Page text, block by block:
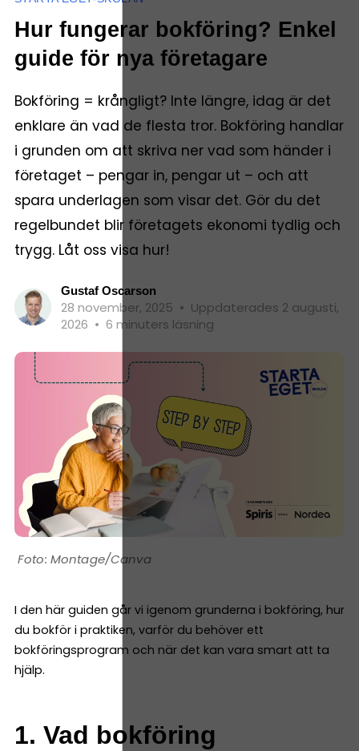
Hur fungerar bokföring? Enkel
guide för nya företagare
Bokföring = krångligt? Inte längre, idag är det
enklare än vad de flesta tror. Bokföring handlar
i grunden om att skriva ner vad som händer i
företaget – pengar in, pengar ut – och att
spara underlagen som visar det. Gör du det
regelbundet blir företagets ekonomi tydlig och
trygg. Låt oss visa hur!
Gustaf Oscarson
28 november, 2025 • Uppdaterades 2 augusti,
2026 • 6 minuters läsning
Montage/Canva
I den här guiden går vi igenom grunderna i bokföring, hur
du bokför i praktiken, varför du behöver ett
bokföringsprogram och när det kan vara smart att ta
hjälp.
1. Vad bokföring